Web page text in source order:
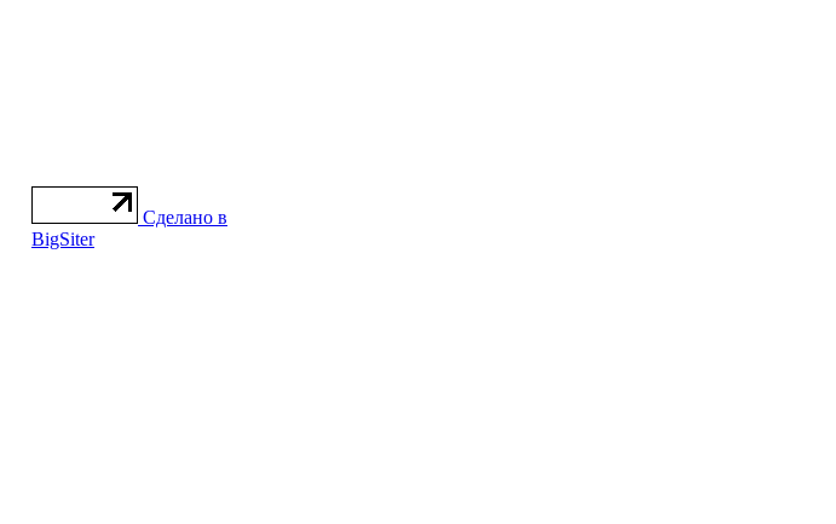
Сделано в
BigSiter